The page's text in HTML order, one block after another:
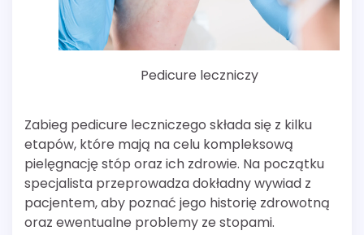
Pedicure leczniczy
Zabieg pedicure leczniczego składa się z kilku
etapów, które mają na celu kompleksową
pielęgnację stóp oraz ich zdrowie. Na początku
specjalista przeprowadza dokładny wywiad z
pacjentem, aby poznać jego historię zdrowotną
oraz ewentualne problemy ze stopami.